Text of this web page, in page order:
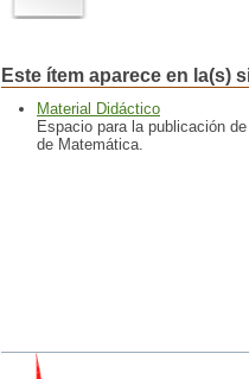
Este ítem aparece en la(s)
Material Didáctico
Espacio para la publicación
de Matemática.